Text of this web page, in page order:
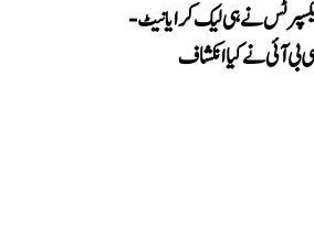
نے ہی لیک کرایا نیٹ-
بی آئی نے کیا انکشاف